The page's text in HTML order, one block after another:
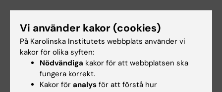
Karin Vikström 2025-02-25
Innehållsgranskare:
Per Andreas Lennartsson
Vi använder kakor (cookies)
På Karolinska Institutets webbplats använder vi
kakor för olika syften:
Nödvändiga kakor för att webbplatsen ska
fungera korrekt.
Kakor för analys för att förstå hur